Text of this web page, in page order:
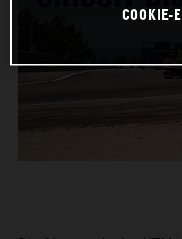
COOKIE-